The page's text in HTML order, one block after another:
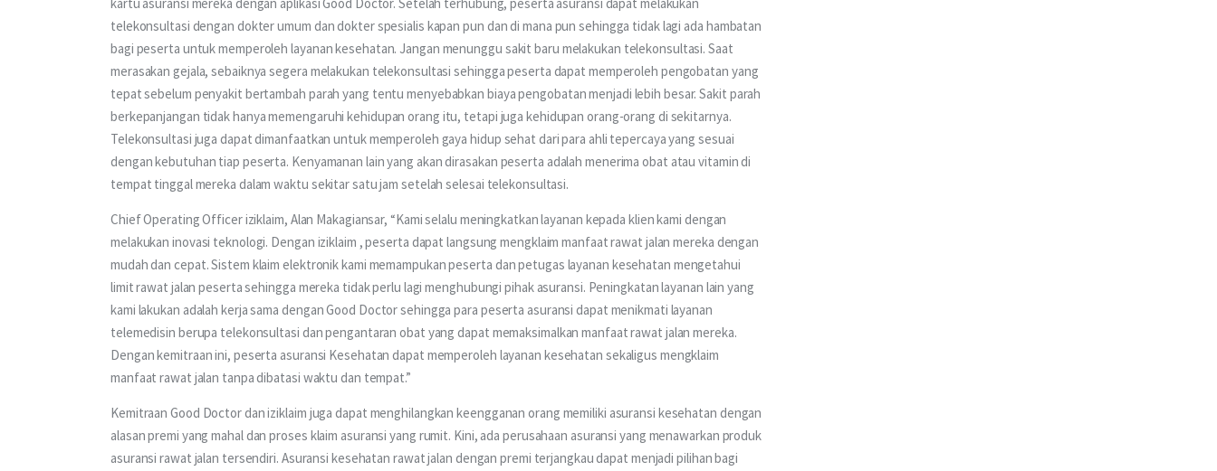
telekonsultasi dengan dokter umum dan dokter spesialis kapan pun dan di mana pun sehingga tidak lagi ada hambatan
bagi peserta untuk memperoleh layanan kesehatan. Jangan menunggu sakit baru melakukan telekonsultasi. Saat
merasakan gejala, sebaiknya segera melakukan telekonsultasi sehingga peserta dapat memperoleh pengobatan yang
tepat sebelum penyakit bertambah parah yang tentu menyebabkan biaya pengobatan menjadi lebih besar. Sakit parah
berkepanjangan tidak hanya memengaruhi kehidupan orang itu, tetapi juga kehidupan orang-orang di sekitarnya.
Telekonsultasi juga dapat dimanfaatkan untuk memperoleh gaya hidup sehat dari para ahli tepercaya yang sesuai
dengan kebutuhan tiap peserta. Kenyamanan lain yang akan dirasakan peserta adalah menerima obat atau vitamin di
tempat tinggal mereka dalam waktu sekitar satu jam setelah selesai telekonsultasi.
Chief Operating Officer iziklaim, Alan Makagiansar, “Kami selalu meningkatkan layanan kepada klien kami dengan
melakukan inovasi teknologi. Dengan iziklaim , peserta dapat langsung mengklaim manfaat rawat jalan mereka dengan
mudah dan cepat. Sistem klaim elektronik kami memampukan peserta dan petugas layanan kesehatan mengetahui
limit rawat jalan peserta sehingga mereka tidak perlu lagi menghubungi pihak asuransi. Peningkatan layanan lain yang
kami lakukan adalah kerja sama dengan Good Doctor sehingga para peserta asuransi dapat menikmati layanan
telemedisin berupa telekonsultasi dan pengantaran obat yang dapat memaksimalkan manfaat rawat jalan mereka.
Dengan kemitraan ini, peserta asuransi Kesehatan dapat memperoleh layanan kesehatan sekaligus mengklaim
manfaat rawat jalan tanpa dibatasi waktu dan tempat.”
Kemitraan Good Doctor dan iziklaim juga dapat menghilangkan keengganan orang memiliki asuransi kesehatan dengan
alasan premi yang mahal dan proses klaim asuransi yang rumit. Kini, ada perusahaan asuransi yang menawarkan produk
asuransi rawat jalan tersendiri. Asuransi kesehatan rawat jalan dengan premi terjangkau dapat menjadi pilihan bagi